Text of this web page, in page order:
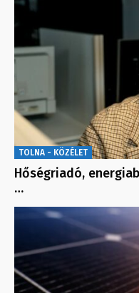
TOLNA - KÖZÉLET
Hőségriadó,
…